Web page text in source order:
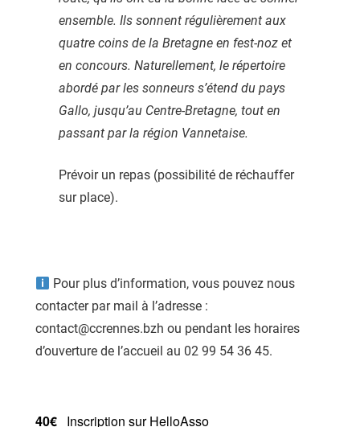
ensemble. Ils sonnent régulièrement aux
quatre coins de la Bretagne en fest-noz et
en concours. Naturellement, le répertoire
abordé par les sonneurs s’étend du pays
Gallo, jusqu’au Centre-Bretagne, tout en
passant par la région Vannetaise.
Prévoir un repas (possibilité de réchauffer
sur place).
Pour plus d’information, vous pouvez nous
contacter par mail à l’adresse :
contact@ccrennes.bzh ou pendant les horaires
d’ouverture de l’accueil au 02 99 54 36 45.
40€ Inscription sur HelloAsso